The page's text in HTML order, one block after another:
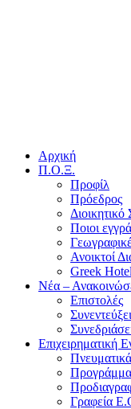
Αρχική
Π.Ο.Ξ.
Προφίλ
Πρόεδρος
Ποιοι
Ανοικτοί
Greek
Νέα –
Επιστολές
Επιχειρηματική
Γραφεία